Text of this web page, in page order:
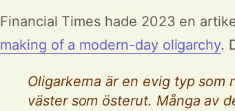
Financial Times hade 2023 en
making of a modern-day oligarchy.
Oligarkerna är en evig typ som
väster som österut. Många av